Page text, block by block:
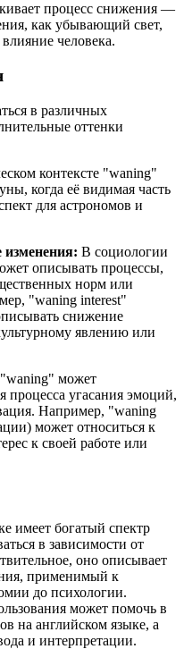
процесс снижения —
как убывающий свет,
человека.
в различных
оттенки
контексте "waning"
когда её видимая часть
для астрономов и
В социологии
описывать процессы,
норм или
"waning interest"
снижение
явлению или
может
процесса угасания эмоций,
Например, "waning
может относиться к
к своей работе или
имеет богатый спектр
в зависимости от
оно описывает
применимый к
до психологии.
может помочь в
на английском языке, а
и интерпретации.